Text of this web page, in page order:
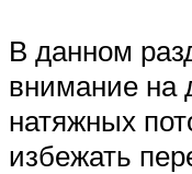
В данном
внимание на
натяжных
избежать